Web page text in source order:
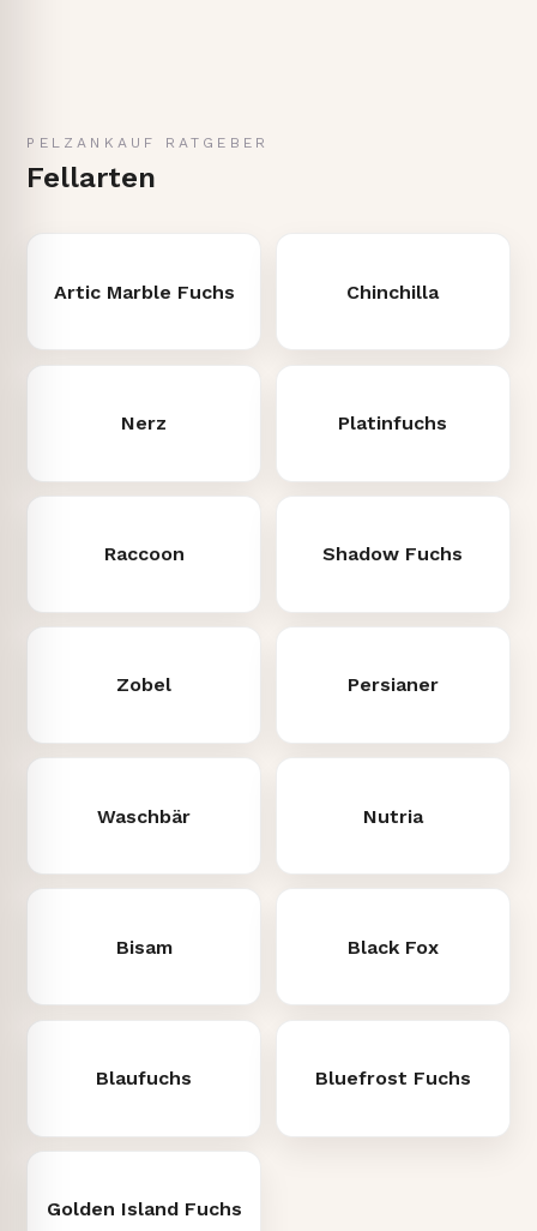
PELZANKAUF RATGEBER
Fellarten
Artic Marble Fuchs Chinchilla
Nerz Platinfuchs
Raccoon Shadow Fuchs
Zobel Persianer
Waschbär Nutria
Bisam Black Fox
Blaufuchs Bluefrost Fuchs
Golden Island Fuchs